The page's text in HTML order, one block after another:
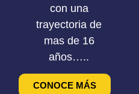
con una
trayectoria de
mas de 16
años…..
CONOCE MÁS